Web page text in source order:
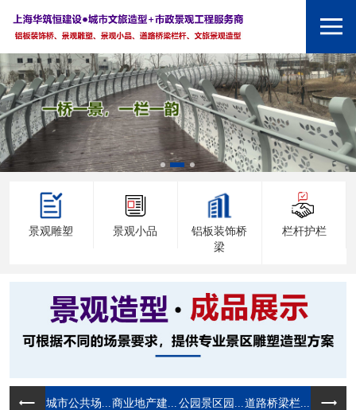
景观雕塑 景观小品
铝板装饰桥
梁
栏杆护栏
城市公共场... 商业地产建... 公园景区园... 道路桥梁栏...